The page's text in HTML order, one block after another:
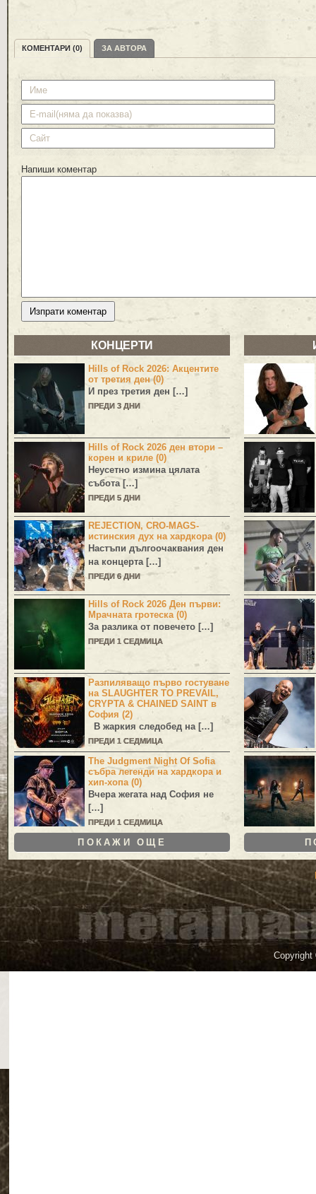
КОМЕНТАРИ (0) ЗА АВТОРА
Напиши коментар
КОНЦЕРТИ
Hills of Rock 2026: Акцентите
от третия ден (0)
И през третия ден […]
ПРЕДИ 3 ДНИ
Hills of Rock 2026 ден втори –
корен и криле (0)
Неусетно измина цялата
събота […]
ПРЕДИ 5 ДНИ
REJECTION, CRO-MAGS-
истинския дух на хардкора (0)
Настъпи дългоочаквания ден
на концерта […]
ПРЕДИ 6 ДНИ
Hills of Rock 2026 Ден първи:
Мрачната гротеска (0)
За разлика от повечето […]
ПРЕДИ 1 СЕДМИЦА
Разпиляващо първо гостуване
на SLAUGHTER TO PREVAIL,
CRYPTA & CHAINED SAINT в
София (2)
В жаркия следобед на […]
ПРЕДИ 1 СЕДМИЦА
The Judgment Night Of Sofia
събра легенди на хардкора и
хип-хопа (0)
Вчера жегата над София не
[…]
ПРЕДИ 1 СЕДМИЦА
ПОКАЖИ ОЩЕ